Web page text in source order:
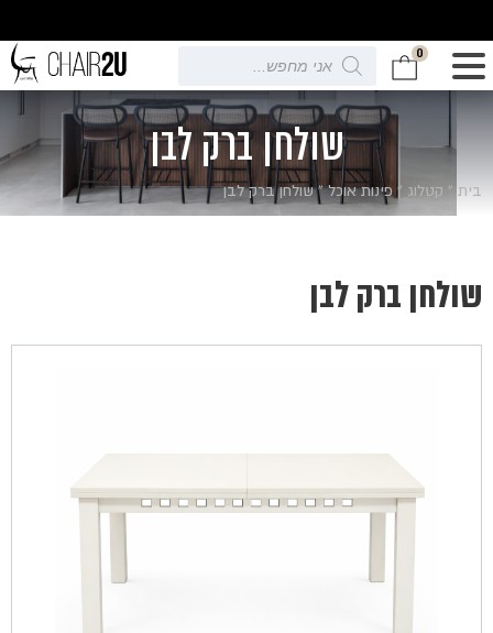
0
Products
search
שולחן ברק לבן
בית » קטלוג » פינות אוכל»שולחן ברק לבן
שולחן ברק לבן